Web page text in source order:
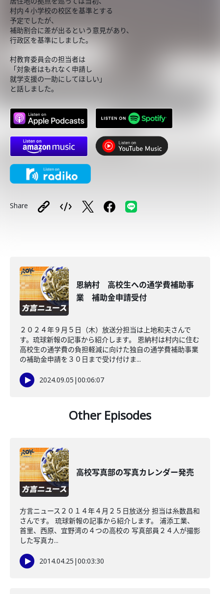
村内４小学校の校区を基準とする
予定でしたが、
補助割合に差が出るという意見があり、
行政区を基準にしました。
村教育委員会の担当者は
「対象者はもれなく申請し
就学支援の一助にしてほしい」
と話しました。
Share
恩納村 高校生への通学費補助事
業 補助金申請受付
２０２４年９月５日（木）放送分担当は上地和夫さんで
す。琉球新報の記事から紹介します。 恩納村は村内に住む
高校生の通学費の負担軽減に向けた独自の通学費補助事業
の補助金申請を３０日まで受け付けま...
2024.09.05 |00:06:07
Other Episodes
高校写真部の写真カレンダー発売
方言ニュース２０１４年４月２５日放送分 担当は糸数昌和
さんです。 琉球新報の記事から紹介します。 浦添工業、
首里、西原、宜野湾の４つの高校の 写真部員２４人が撮影
した写真カ...
2014.04.25 |00:03:30